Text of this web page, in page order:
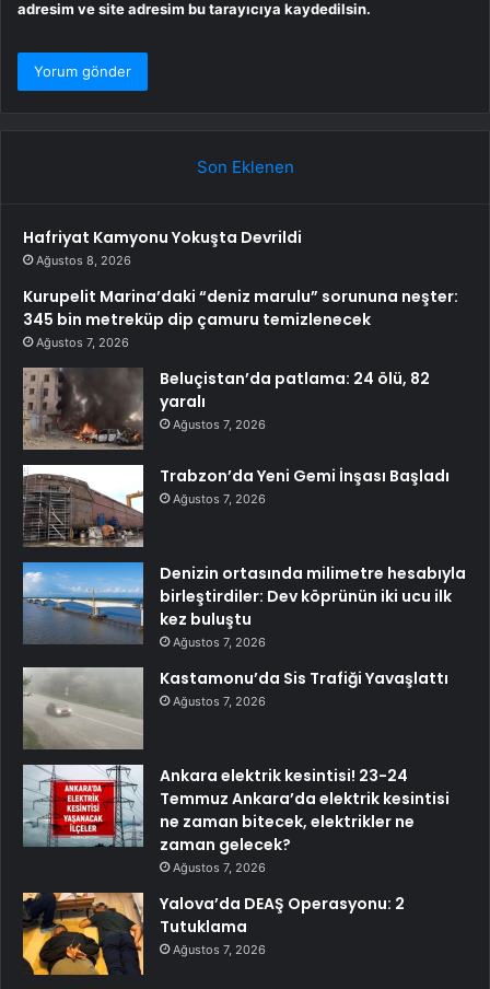
adresim ve site adresim bu tarayıcıya kaydedilsin.
Son Eklenen
Hafriyat Kamyonu Yokuşta Devrildi
Ağustos 8, 2026
Kurupelit Marina’daki “deniz marulu” sorununa neşter:
345 bin metreküp dip çamuru temizlenecek
Ağustos 7, 2026
Beluçistan’da patlama: 24 ölü, 82
yaralı
Ağustos 7, 2026
Trabzon’da Yeni Gemi İnşası Başladı
Ağustos 7, 2026
Denizin ortasında milimetre hesabıyla
birleştirdiler: Dev köprünün iki ucu ilk
kez buluştu
Ağustos 7, 2026
Kastamonu’da Sis Trafiği Yavaşlattı
Ağustos 7, 2026
Ankara elektrik kesintisi! 23-24
Temmuz Ankara’da elektrik kesintisi
ne zaman bitecek, elektrikler ne
zaman gelecek?
Ağustos 7, 2026
Yalova’da DEAŞ Operasyonu: 2
Tutuklama
Ağustos 7, 2026